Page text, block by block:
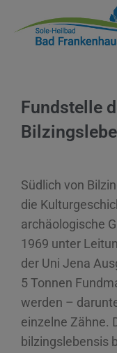
Fundstelle
Südlich von
die
archäologische
1969 unter
der Uni Jena
5 Tonnen
werden –
einzelne Zähne.
bilzingslebensis